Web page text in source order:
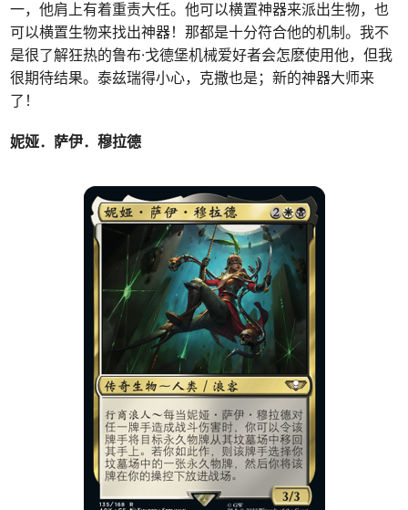
一，他肩上有着重责大任。他可以横置神器来派出生物，也
可以横置生物来找出神器！那都是十分符合他的机制。我不
是很了解狂热的鲁布·戈德堡机械爱好者会怎麽使用他，但我
很期待结果。泰兹瑞得小心，克撒也是；新的神器大师来
了！
妮娅．萨伊．穆拉德